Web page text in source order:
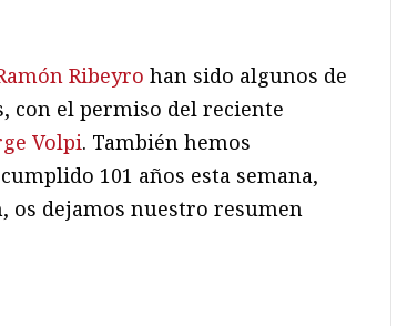
Ribeyro han sido algunos de
con el permiso del reciente
Volpi. También hemos
101 años esta semana,
os dejamos nuestro resumen